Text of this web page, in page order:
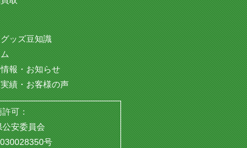
ッズ豆知識
報・お知らせ
績・お客様の声
許可：
公安委員会
号